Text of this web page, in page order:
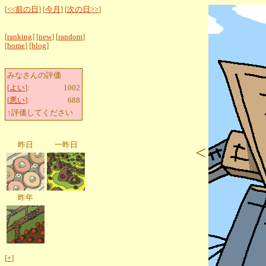
[<<前の日 ] [今月 ] [次の日>>]
[ranking] [new] [random]
[home] [blog]
みなさんの評価
[よい]:
1002
[悪い]:
688
↑評価してください
昨日 一昨日
昨年
[+]
<